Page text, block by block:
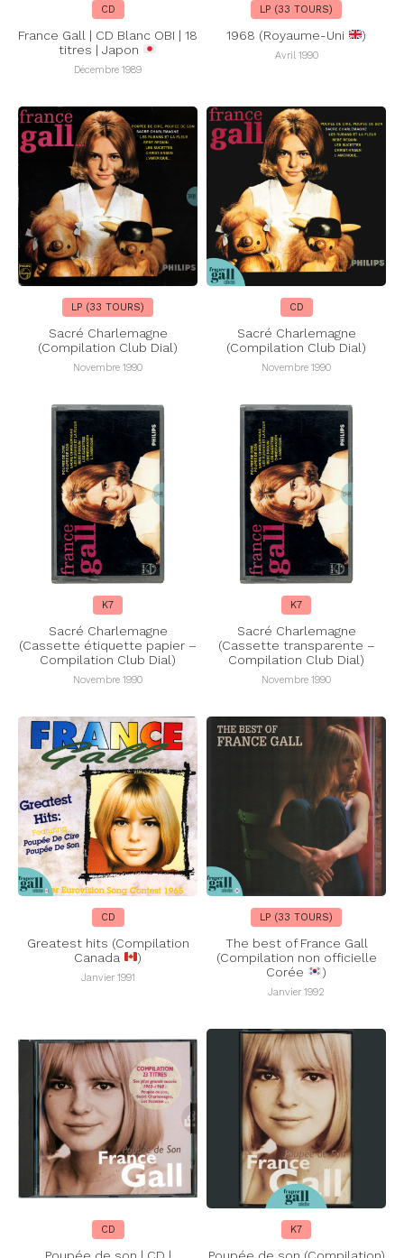
CD
France Gall | CD Blanc OBI | 18
titres | Japon
Décembre 1989
LP (33 TOURS)
1968 (Royaume-Uni )
Avril 1990
LP (33 TOURS)
Sacré Charlemagne
(Compilation Club Dial)
Novembre 1990
CD
Sacré Charlemagne
(Compilation Club Dial)
Novembre 1990
K7
Sacré Charlemagne
(Cassette étiquette papier –
Compilation Club Dial)
Novembre 1990
K7
Sacré Charlemagne
(Cassette transparente –
Compilation Club Dial)
Novembre 1990
CD
Greatest hits (Compilation
Canada
)
Janvier 1991
LP (33 TOURS)
The best of France Gall
(Compilation non officielle
Corée
)
Janvier 1992
CD K7